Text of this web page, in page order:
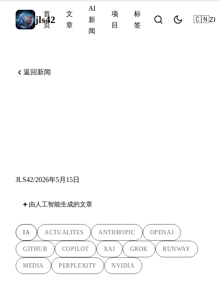
jls42
首
页
文
章
AI
新
闻
项
目
标
签
🇨🇳ZH
返回新闻
JLS42/2026年5月15日
由人工智能生成的文章
IA ACTUALITES ANTHROPIC OPENAI
GITHUB COPILOT XAI GROK RUNWAY
MEDIA PERPLEXITY NVIDIA